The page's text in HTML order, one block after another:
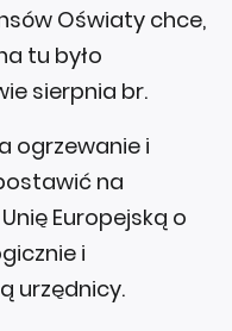
Oświaty chce,
tu było
sierpnia br.
ogrzewanie i
na
Europejską o
i
urzędnicy.